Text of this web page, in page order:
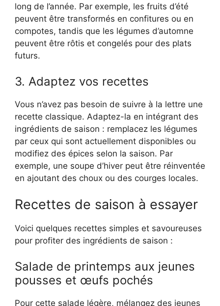
long de l’année. Par exemple, les fruits d’été
peuvent être transformés en confitures ou en
compotes, tandis que les légumes d’automne
peuvent être rôtis et congelés pour des plats
futurs.
3. Adaptez vos recettes
Vous n’avez pas besoin de suivre à la lettre une
recette classique. Adaptez-la en intégrant des
ingrédients de saison : remplacez les légumes
par ceux qui sont actuellement disponibles ou
modifiez des épices selon la saison. Par
exemple, une soupe d’hiver peut être réinventée
en ajoutant des choux ou des courges locales.
Recettes de saison à essayer
Voici quelques recettes simples et savoureuses
pour profiter des ingrédients de saison :
Salade de printemps aux jeunes
pousses et œufs pochés
Pour cette salade légère, mélangez des jeunes